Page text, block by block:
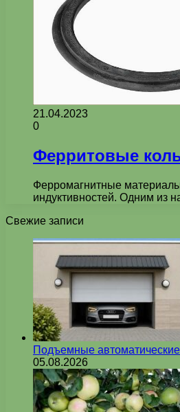
21.04.2023
0
Ферритовые
Ферромагнитные
индуктивностей. Одним из
Свежие записи
Подъемные
05.08.2026